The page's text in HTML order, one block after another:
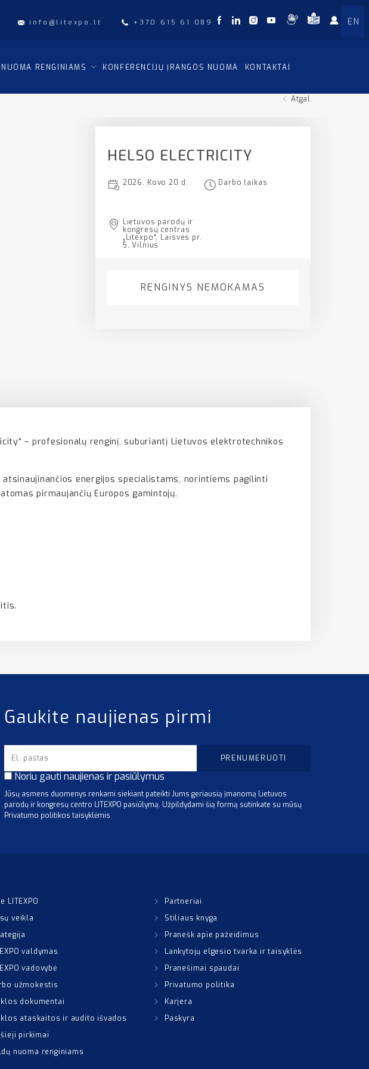
info@litexpo.lt +370 615 61 089 EN
NUOMA RENGINIAMS KONFERENCIJŲ ĮRANGOS NUOMA KONTAKTAI
Atgal
HELSO ELECTRICITY
2026. Kovo 20 d. Darbo laikas
Lietuvos parodų ir
kongresų centras
„Litexpo“, Laisves pr.
5, Vilnius
RENGINYS NEMOKAMAS
– profesionalų renginį, suburiantį Lietuvos elektrotechnikos
energijos specialistams, norintiems pagilinti
pirmaujančių Europos gamintojų.
Gaukite naujienas pirmi
Noriu gauti naujienas ir pasiūlymus
Jūsų asmens duomenys renkami siekiant pateikti Jums geriausią įmanomą Lietuvos
parodų ir kongresų centro LITEXPO pasiūlymą. Užpildydami šią formą sutinkate su mūsų
Privatumo politikos taisyklėmis
LITEXPO
veikla
valdymas
vadovybė
užmokestis
dokumentai
ataskaitos ir audito išvados
pirkimai
nuoma renginiams
Partneriai
Stiliaus knyga
Pranešk apie pažeidimus
Lankytojų elgesio tvarka ir taisyklės
Pranešimai spaudai
Privatumo politika
Karjera
Paskyra